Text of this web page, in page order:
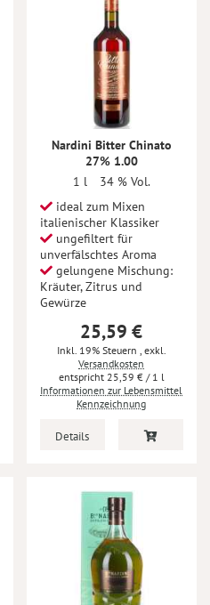
Nardini Bitter Chinato
27% 1.00
1 l
34 % Vol.
ideal zum Mixen
italienischer Klassiker
ungefiltert für
unverfälschtes Aroma
gelungene Mischung:
Kräuter, Zitrus und
Gewürze
25,59 €
Inkl. 19% Steuern , exkl.
Versandkosten
25,59 €/ 1 l
Informationen zur Lebensmittel
Kennzeichnung
Details